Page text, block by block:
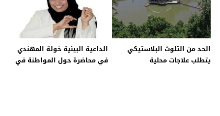
الحد من التلوث البلاستيكي
يتطلب علاجات محلية
الداعية البيئية خولة المهندي
في محاضرة حول المواطنة في